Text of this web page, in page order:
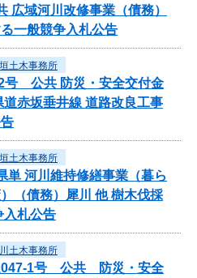
広域河川改修事業（債務）
一般競争入札公告
土木事務所
号 公共 防災・安全交付金
道赤坂垂井線 道路改良工事
土木事務所
河川維持修繕事業（暮ら
（債務）犀川 他 樹木伐採
入札公告
土木事務所
047-1号 公共 防災・安全